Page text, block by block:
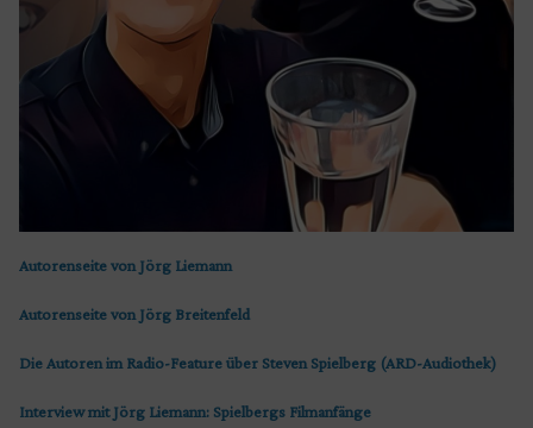
Autorenseite von Jörg Liemann
Autorenseite von Jörg Breitenfeld
Die Autoren im Radio-Feature über Steven Spielberg (ARD-Audiothek)
Interview mit Jörg Liemann: Spielbergs Filmanfänge